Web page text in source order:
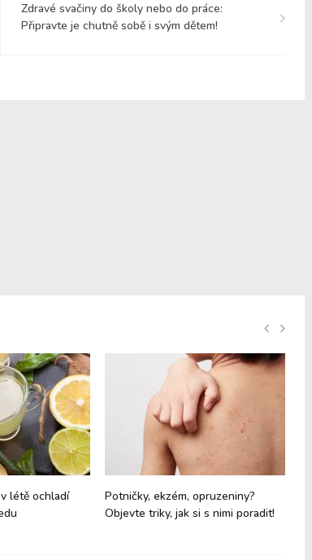
Zdravé svačiny do školy nebo do práce:
Připravte je chutně sobě i svým dětem!
létě ochladí
Potničky, ekzém, opruzeniny?
Objevte triky, jak si s nimi poradit!